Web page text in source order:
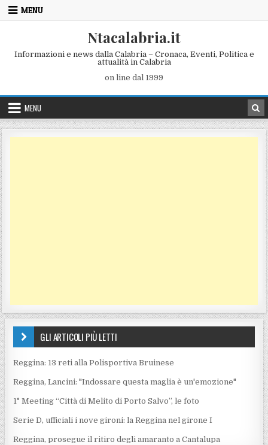
Skip to content
MENU
Ntacalabria.it
Informazioni e news dalla Calabria – Cronaca, Eventi, Politica e
attualità in Calabria
on line dal 1999
MENU
GLI ARTICOLI PIÙ LETTI
Reggina: 13 reti alla Polisportiva Bruinese
Reggina, Lancini: "Indossare questa maglia è un'emozione"
1° Meeting “Città di Melito di Porto Salvo”, le foto
Serie D, ufficiali i nove gironi: la Reggina nel girone I
Reggina, prosegue il ritiro degli amaranto a Cantalupa